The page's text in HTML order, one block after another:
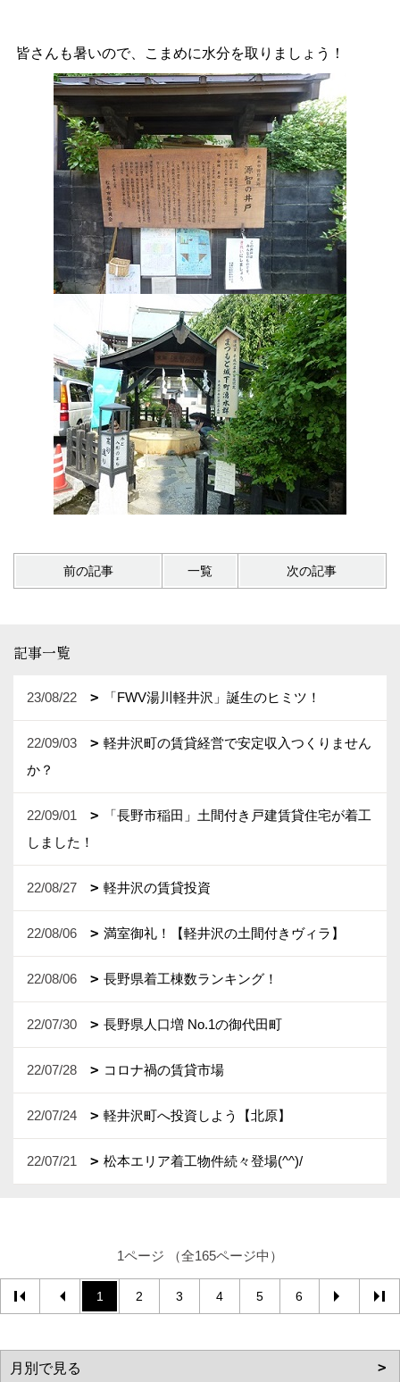
皆さんも暑いので、こまめに水分を取りましょう！
前の記事 一覧 次の記事
記事一覧
23/08/22 「FWV湯川軽井沢」誕生のヒミツ！
22/09/03
軽井沢町の賃貸経営で安定収入つくりません
か？
22/09/01
「長野市稲田」土間付き戸建賃貸住宅が着工
しました！
22/08/27 軽井沢の賃貸投資
22/08/06 満室御礼！【軽井沢の土間付きヴィラ】
22/08/06 長野県着工棟数ランキング！
22/07/30 長野県人口増 No.1の御代田町
22/07/28 コロナ禍の賃貸市場
22/07/24 軽井沢町へ投資しよう【北原】
22/07/21 松本エリア着工物件続々登場(^^)/
1ページ （全165ページ中）
1 2 3 4 5 6